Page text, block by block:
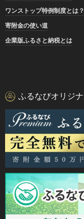
ワンストップ特例制度とは？
寄附金の使い道
企業版ふるさと納税とは
ふるなびオリジ